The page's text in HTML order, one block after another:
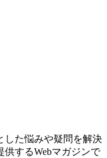
した悩みや疑問を解決
するWebマガジンで